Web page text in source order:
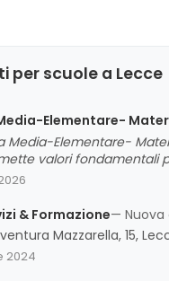
per scuole a Lecce
Elementare-
Media-Elementare-
valori fondamentali
qualità di
& Formazione—
Mazzarella, 15,
2024